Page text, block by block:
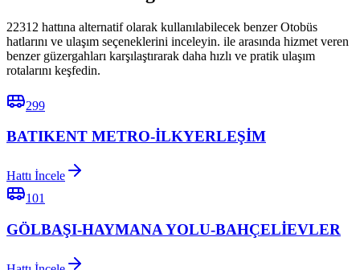
22312 hattına alternatif olarak kullanılabilecek benzer Otobüs
hatlarını ve ulaşım seçeneklerini inceleyin. ile arasında hizmet veren
benzer güzergahları karşılaştırarak daha hızlı ve pratik ulaşım
rotalarını keşfedin.
299
BATIKENT METRO-İLKYERLEŞİM
Hattı İncele
101
GÖLBAŞI-HAYMANA YOLU-BAHÇELİEVLER